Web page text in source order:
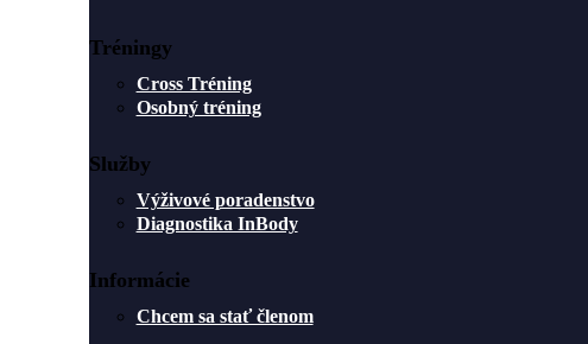
Tréningy
Cross Tréning
Osobný tréning
Služby
Výživové poradenstvo
Diagnostika InBody
Informácie
Chcem sa stať členom